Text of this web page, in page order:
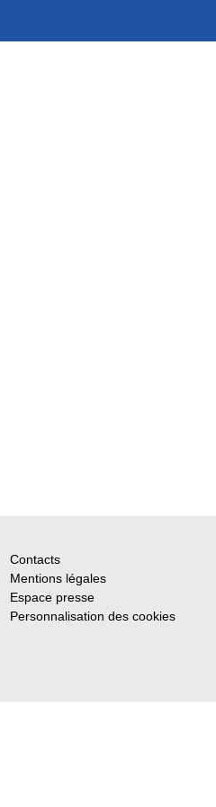
Contacts
Mentions légales
Espace presse
Personnalisation des cookies